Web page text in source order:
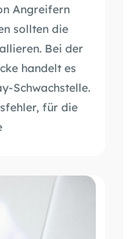
Angreifern
sollten die
Bei der
handelt es
Schwachstelle.
für die